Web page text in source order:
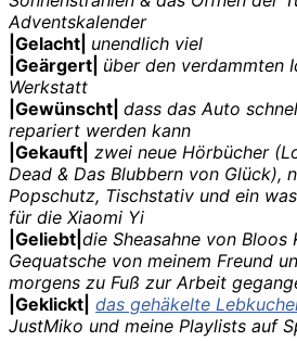
Adventskalender
|Gelacht| unendlich viel
|Geärgert| über den verdammten
Werkstatt
|Gewünscht| dass das Auto
repariert werden kann
|Gekauft| zwei neue Hörbücher
Dead & Das Blubbern von Glück),
Popschutz, Tischstativ und ein
für die Xiaomi Yi
|Geliebt| die Sheasahne von Bloos
Gequatsche von meinem Freund
morgens zu Fuß zur Arbeit
|Geklickt| das gehäkelte
JustMiko und meine Playlists auf